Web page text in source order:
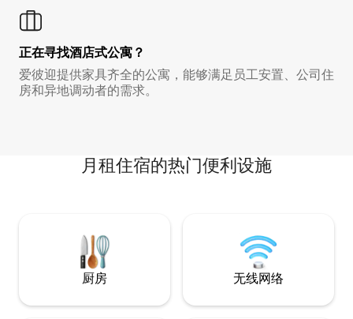
正在寻找酒店式公寓？
爱彼迎提供家具齐全的公寓，能够满足员工安置、公司住
房和异地调动者的需求。
月租住宿的热门便利设施
厨房 无线网络